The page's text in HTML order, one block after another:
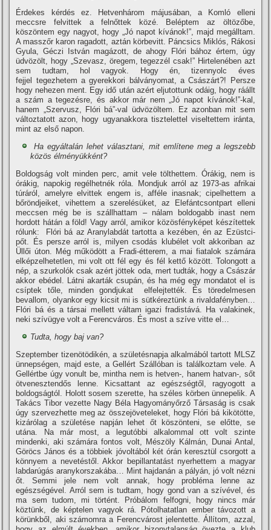
Érdekes kérdés ez. Hetven­három májusában, a Komló el­leni
meccsre felvittek a felnőt­tek közé. Beléptem az öltözőbe,
köszöntem egy nagyot, hogy „Jó napot kí­vánok!”, majd meg­álltam.
A masszőr karon raga­dott, aztán körbevitt. Páncsics Miklós, Rákosi
Gyula, Géczi István magázott, de ahogy Flóri bához értem, úgy
üdvözölt, hogy „Szevasz, öregem, tegez­zél csak!” Hirtelenében azt
sem tudtam, hol vagyok. Hogy én, tizennyolc éves
fejjel tegezhetem a gyerekkori bálványomat, a Császárt?! Persze
hogy nehe­zen ment. Egy idő után azért eljutottunk odáig, hogy ráállt
a szám a tegezésre, és akkor már nem „Jó napot kí­vánok!”-kal,
hanem „Szervusz, Flóri bá”-val üdvözöltem. Ez azonban mit sem
változtatott azon, hogy ugyanakkora tisztelettel viseltettem iránta,
mint az első napon.
Ha egyáltalán lehet választani, mit emlí­tene meg a legszebb
közös élmé­nyükként?
Boldogság volt minden perc, amit vele tölthettem. Órákig, nem is
órákig, napo­kig regélhetnék róla. Mondjuk arról az 1973-as afrikai
túrá­ról, amelyre elvittek engem is, afféle inasnak; cipelhettem a
bőröndjeiket, vihettem a sze­relésüket, az Elefántcsontpart elleni
meccsen még be is szállhattam – nálam boldogabb inast nem
hordott hátán a föld! Vagy arról, amikor közösfényképet készí­tettek
rólunk: Flóri bá az Aranylabdát tartot­ta a kezében, én az Ezüstci­
pőt. És persze arról is, milyen csodás klubélet volt akkoriban az
Üllői úton. Még működött a Fradi-étterem, a mai fiata­lok számára
elképzelhetetlen, mi volt ott fél egy és fél kettő között. Tolongott a
nép, a szurkolók csak azért jöttek oda, mert tudták, hogy a Császár
akkor ebédel. Látni akarták csupán, és ha még egy mondatot el is
csí­ptek tőle, minden gondjukat elfelejtették. És töredelmesen
bevallom, olyankor egy kicsit mi is sütkéreztünk a rivaldafényben…
Fló­ri bá és a társai mellett váltam igazi fradistává. Ha valakinek,
neki szí­vügye volt a Ferencváros. És most a szí­ve vitte el…
Tudta, hogy baj van?
Szeptember tizenötödikén, a születésnapja alkal­mából tartott MLSZ
ünnepségen, majd este, a Gellért Szállóban is találkoztam vele. A
Gellértbe úgy vonult be, mintha nem is hetven-, hanem hat­van-, sőt
ötveneszten­dős lenne. Kicsattant az egészségtől, ragyo­gott a
boldogságtól. Holott sosem szeret­te, ha széles körben ünnepelik. A
Takács Tibor vezette Nagy Béla Hagyományőrző Társaság is csak
úgy szer­vezhette meg az összejövete­leket, hogy Flóri bá kikötötte,
kizárólag a születése napján lehet őt köszönteni, se előt­te, se
utána. Na már most, a legutóbbi alkalommal ott volt szinte
mindenki, aki számára fontos volt, Mészöly Kálmán, Dunai Antal,
Göröcs János és a többiek jóvoltából két órán keresz­tül csorgott a
könnyem a nevetéstől. Akkor bepillantatást nyerhet­tem a magyar
labdarú­gás aranykorszakába… Mint hajdanán a pályán, jó volt nézni
őt. Semmi jele nem volt annak, hogy probléma lenne az
egészségével. Arról sem is tudtam, hogy gond van a szí­vével, és
ma sem tudom, mi történt. Próbálom felfogni, hogy nincs már
köztünk, de képtelen vagyok rá. Pótolhatatlan ember távozott a
körünkből, aki számomra a Fe­rencvárost jelentette. Állí­tom, azzal,